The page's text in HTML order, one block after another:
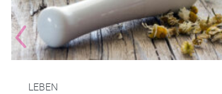
LEBEN